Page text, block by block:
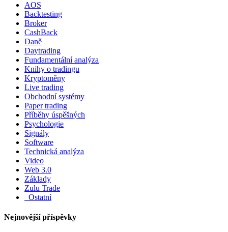
AOS
Backtesting
Broker
CashBack
Daně
Daytrading
Fundamentální analýza
Knihy o tradingu
Kryptoměny
Live trading
Obchodní systémy
Paper trading
Příběhy úspěšných
Psychologie
Signály
Software
Technická analýza
Video
Web 3.0
Základy
Zulu Trade
_Ostatní
Nejnovější příspěvky